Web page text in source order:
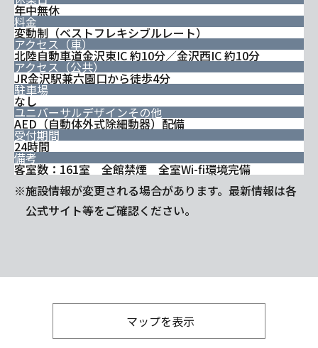
年中無休
料金
変動制（ベストフレキシブルレート）
アクセス（車）
北陸自動車道金沢東IC 約10分／金沢西IC 約10分
アクセス（公共）
JR金沢駅兼六園口から徒歩4分
駐車場
なし
ユニバーサルデザインその他
AED（自動体外式除細動器）配備
受付期間
24時間
備考
客室数：161室 全館禁煙 全室Wi-fi環境完備
※施設情報が変更される場合があります。最新情報は各
公式サイト等をご確認ください。
マップを表示